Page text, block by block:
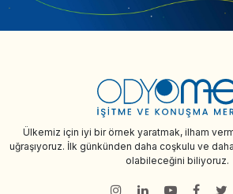
Ülkemiz için iyi bir örnek yaratmak, ilham
uğraşıyoruz. İlk günkünden daha coşkulu ve
olabileceğini biliyoruz.